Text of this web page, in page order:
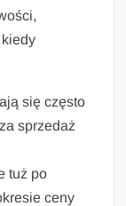
się często
sprzedaż
tuż po
ceny